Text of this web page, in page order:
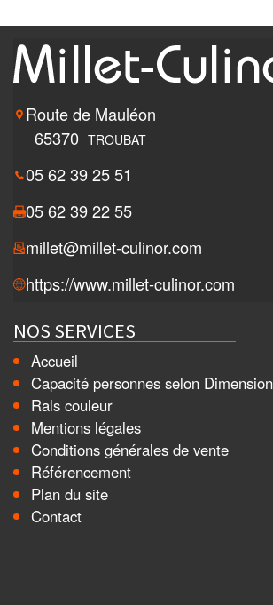
Route de Mauléon
65370 TROUBAT
05 62 39 25 51
05 62 39 22 55
millet@millet-culinor.com
https://www.millet-culinor.com
NOS SERVICES
Accueil
Capacité personnes selon
Rals couleur
Mentions légales
Conditions générales de vente
Référencement
Plan du site
Contact